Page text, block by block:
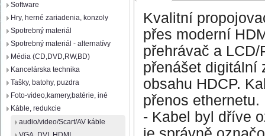
Software
Hry, herné zariadenia, konzoly
Spotrebný materiál
Spotrebný materiál - alternatívy
Média (CD,DVD,RW,BD)
Kancelárska technika
Tašky, batohy, puzdra
Foto-video,kamery,batérie, iné
Káble, redukcie
audio/video/Scart/AV káble
Kvalitní
přes moderní
přehrávač a
přenášet digitální
obsahu HDCP.
přenos ethernetu.
- Kabel byl dříve